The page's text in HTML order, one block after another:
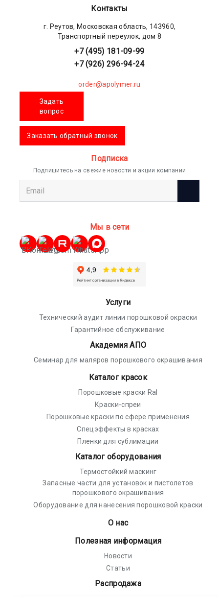
Контакты
г. Реутов, Московская область, 143960,
Транспортный переулок, дом 8
+7 (495) 181-09-99
+7 (926) 296-94-24
order@apolymer.ru
Задать
вопрос
Заказать обратный звонок
Подписка
Подпишитесь на свежие новости и акции компании
Мы в сети
Услуги
Технический аудит линии порошковой окраски
Гарантийное обслуживание
Академия АПО
Семинар для маляров порошкового окрашивания
Каталог красок
Порошковые краски Ral
Краски-спреи
Порошковые краски по сфере применения
Спецэффекты в красках
Пленки для сублимации
Каталог оборудования
Термостойкий маскинг
Запасные части для установок и пистолетов
порошкового окрашивания
Оборудование для нанесения порошковой краски
О нас
Полезная информация
Новости
Статьи
Распродажа